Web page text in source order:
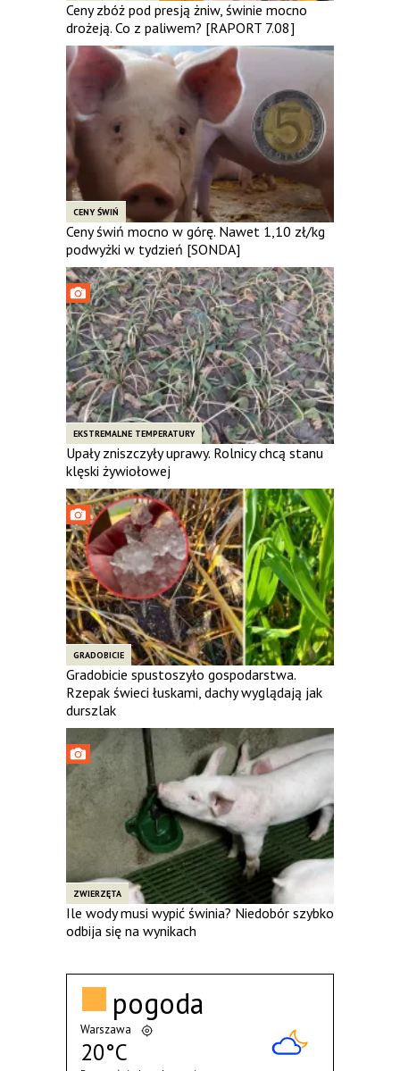
Ceny zbóż pod presją żniw, świnie mocno
drożeją. Co z paliwem? [RAPORT 7.08]
CENY ŚWIŃ
Ceny świń mocno w górę. Nawet 1,10 zł/kg
podwyżki w tydzień [SONDA]
EKSTREMALNE TEMPERATURY
Upały zniszczyły uprawy. Rolnicy chcą stanu
klęski żywiołowej
GRADOBICIE
Gradobicie spustoszyło gospodarstwa.
Rzepak świeci łuskami, dachy wyglądają jak
durszlak
ZWIERZĘTA
Ile wody musi wypić świnia? Niedobór szybko
odbija się na wynikach
pogoda
Warszawa
20°C